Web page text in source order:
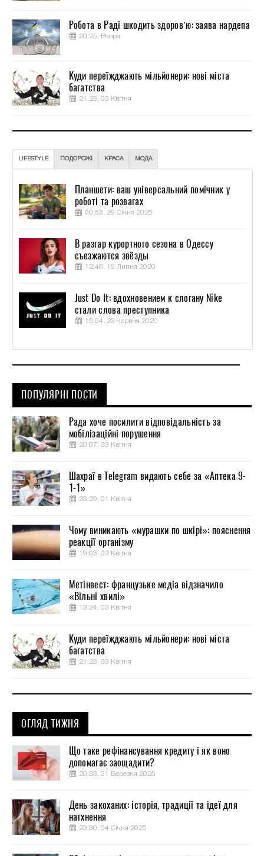
Робота в Раді шкодить здоров’ю: заява нардепа
20:25, Вчора
Куди переїжджають мільйонери: нові міста
багатства
21:23, 03 Квітня
LIFESTYLE ПОДОРОЖІ КРАСА МОДА
Планшети: ваш універсальний помічник у
роботі та розвагах
00:53, 29 Січня 2025
В разгар курортного сезона в Одессу
съезжаются звёзды
12:40, 19 Липня 2020
Just Do It: вдохновением к слогану Nike
стали слова преступника
19:04, 23 Червня 2020
ПОПУЛЯРНІ ПОСТИ
Рада хоче посилити відповідальність за
мобілізаційні порушення
20:07, 03 Квітня
Шахраї в Telegram видають себе за «Аптека 9-
1-1»
23:29, 01 Квітня
Чому виникають «мурашки по шкірі»: пояснення
реакції організму
19:03, 02 Квітня
Метінвест: французьке медіа відзначило
«Вільні хвилі»
13:24, 03 Квітня
Куди переїжджають мільйонери: нові міста
багатства
21:23, 03 Квітня
ОГЛЯД ТИЖНЯ
Що таке рефінансування кредиту і як воно
допомагає заощадити?
20:33, 31 Березня 2025
День закоханих: історія, традиції та ідеї для
натхнення
23:30, 04 Січня 2025